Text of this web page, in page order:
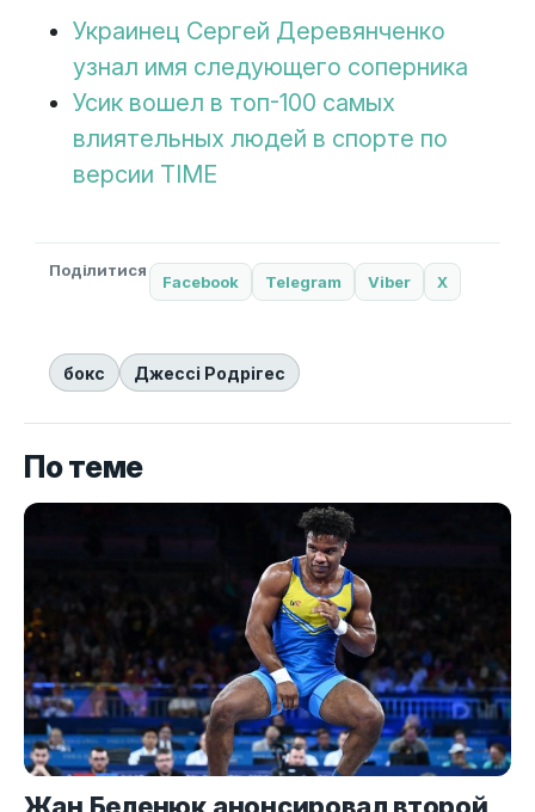
Украинец Сергей Деревянченко
узнал имя следующего соперника
Усик вошел в топ-100 самых
влиятельных людей в спорте по
версии TIME
Поділитися
Facebook Telegram Viber X
бокс Джессі Родрігес
По теме